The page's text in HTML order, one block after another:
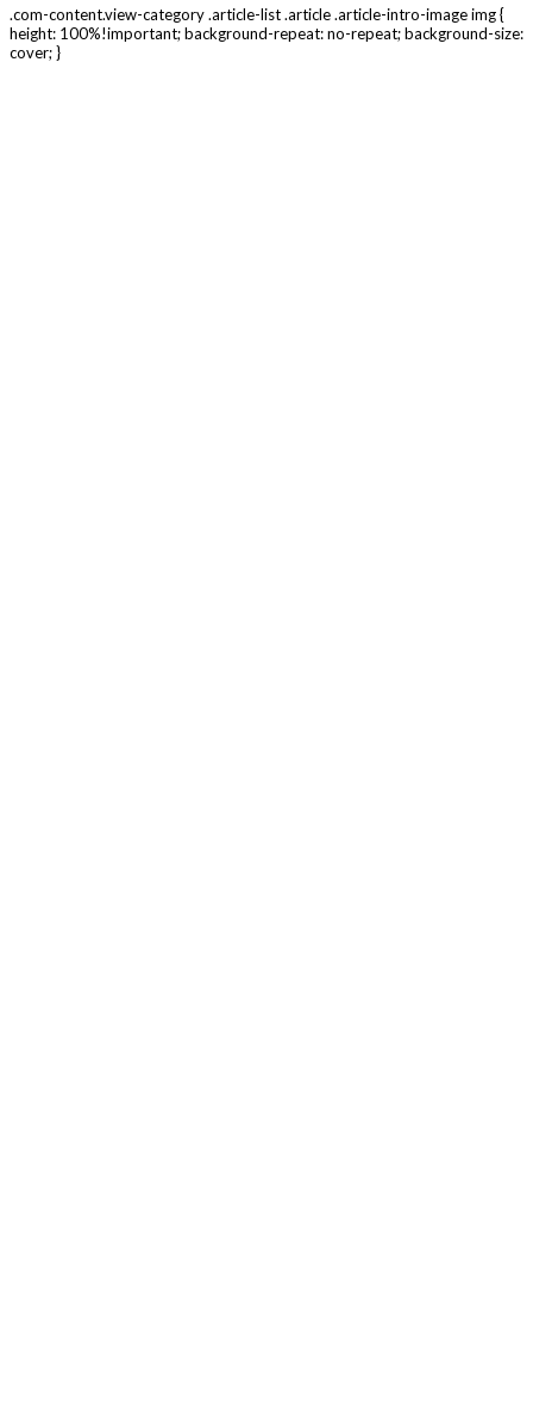
.com-content.view-category .article-list .article .article-intro-image img {
height: 100%!important; background-repeat: no-repeat; background-size:
cover; }